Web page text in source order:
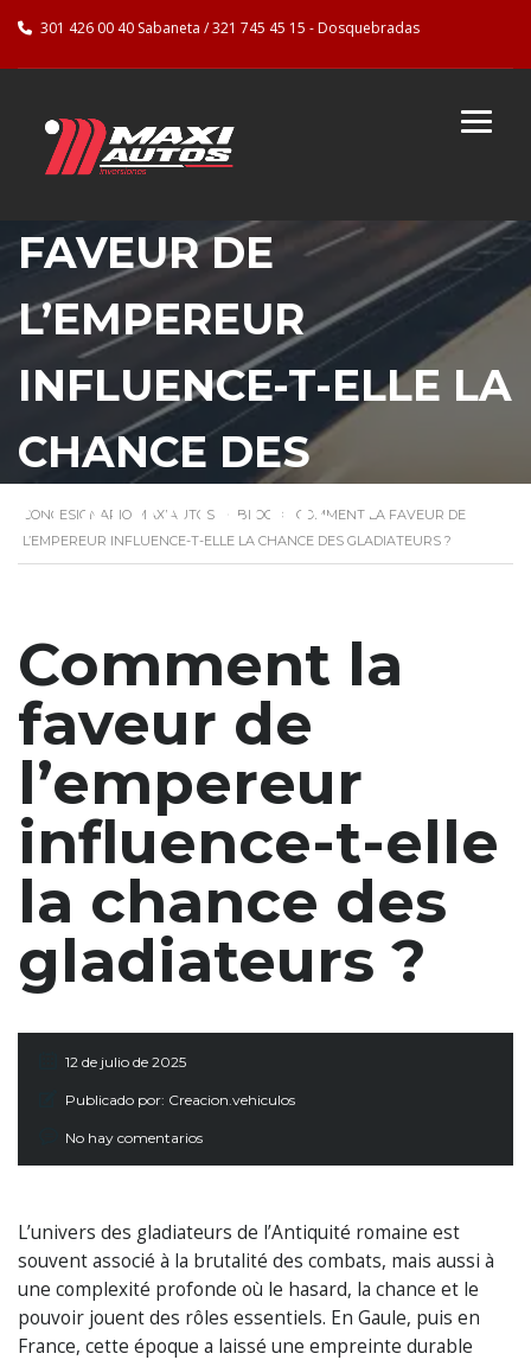
301 426 00 40 Sabaneta / 321 745 45 15 - Dosquebradas
COMMENT LA
FAVEUR DE
L’EMPEREUR
INFLUENCE-T-ELLE LA
CHANCE DES
GLADIATEURS ?
CONCESIONARIO MAXIAUTOS > BLOG >
COMMENT LA FAVEUR DE
L’EMPEREUR INFLUENCE-T-ELLE LA CHANCE DES GLADIATEURS ?
Comment la
faveur de
l’empereur
influence-t-elle
la chance des
gladiateurs ?
12 de julio de 2025
Publicado por: Creacion.vehiculos
No hay comentarios
L’univers des gladiateurs de l’Antiquité romaine est
souvent associé à la brutalité des combats, mais aussi à
une complexité profonde où le hasard, la chance et le
pouvoir jouent des rôles essentiels. En Gaule, puis en
France, cette époque a laissé une empreinte durable